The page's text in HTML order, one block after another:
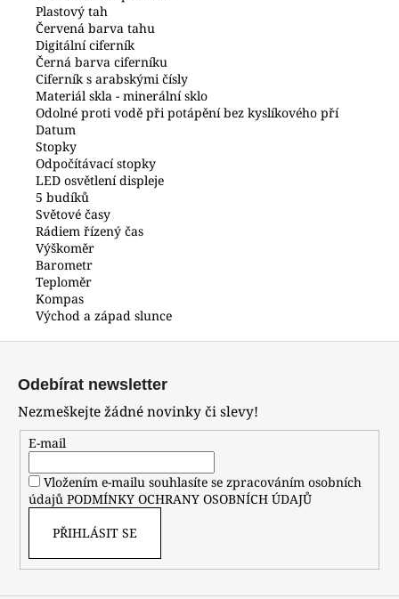
Plastový tah
Červená barva tahu
Digitální ciferník
Černá barva ciferníku
Ciferník s arabskými čísly
Materiál skla - minerální sklo
Odolné proti vodě při potápění bez kyslíkového pří
Datum
Stopky
Odpočítávací stopky
LED osvětlení displeje
5 budíků
Světové časy
Rádiem řízený čas
Výškoměr
Barometr
Teploměr
Kompas
Východ a západ slunce
FKU00002D0
700
Kč
Odebírat newsletter
Nezmeškejte žádné novinky či slevy!
E-mail
Vložením e-mailu souhlasíte se zpracováním osobních
údajů PODMÍNKY OCHRANY OSOBNÍCH ÚDAJŮ
PŘIHLÁSIT SE